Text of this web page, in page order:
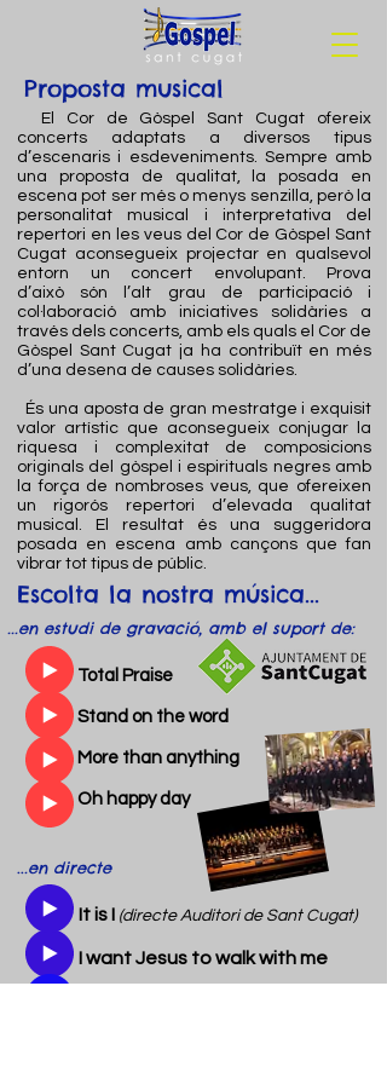
El Cor de Gòspel Sant Cugat ofereix
concerts adaptats a diversos tipus
d’escenaris i esdeveniments. Sempre amb
una proposta de qualitat, la posada en
escena pot ser més o menys senzilla, però la
personalitat musical i interpretativa del
repertori en les veus del Cor de Gòspel Sant
Cugat aconsegueix projectar en qualsevol
entorn un concert envolupant. Prova
d’això són l’alt grau de participació i
col·laboració amb iniciatives solidàries a
través dels concerts, amb els quals el Cor de
Gòspel Sant Cugat ja ha contribuït en més
d’una desena de causes solidàries.
És una aposta de gran mestratge i exquisit
valor artístic que aconsegueix conjugar la
riquesa i complexitat de composicions
originals del gòspel i espirituals negres amb
la força de nombroses veus, que ofereixen
un rigorós repertori d’elevada qualitat
musical. El resultat és una suggeridora
posada en escena amb cançons que fan
vibrar tot tipus de públic.
Escolta la nostra música...
Total Praise
Stand on the word
More than anything
Oh happy day
...en estudi de gravació, amb el suport de:
​It is I (directe Auditori de Sant Cugat)
I want Jesus to walk with me
...en directe
Proposta musical